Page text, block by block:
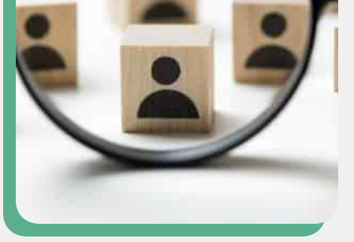
fédérer les collaborateurs autour des valeurs et de
culture d’entreprise. Si les managers se sentent
investis dans l’entreprise, et qu’ils disposent des clés
managériales pour incarner la politique RH, ils
parviendront à fidéliser les collaborateurs autour d’un
projet d’entreprise partagé.